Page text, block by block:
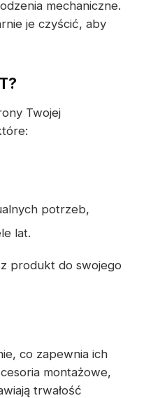
mechaniczne.
je czyścić, aby
Twojej
potrzeb,
lat.
produkt do swojego
co zapewnia ich
montażowe,
trwałość